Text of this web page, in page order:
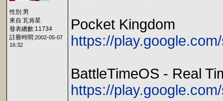
性別:男
來自:瓦肯星
發表總數:11734
註冊時間:2002-05-07
16:32
Pocket Kingdom
https://
BattleTimeOS - Real
https://